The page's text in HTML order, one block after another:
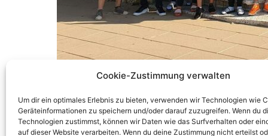
Cookie-Zustimmung verwalten
Um dir ein optimales Erlebnis zu bieten, verwenden wir Technologien wie
Geräteinformationen zu speichern und/oder darauf zuzugreifen. Wenn du
Technologien zustimmst, können wir Daten wie das Surfverhalten oder
auf dieser Website verarbeiten. Wenn du deine Zustimmung nicht erteilst
Gerne Teilen!
Zurück